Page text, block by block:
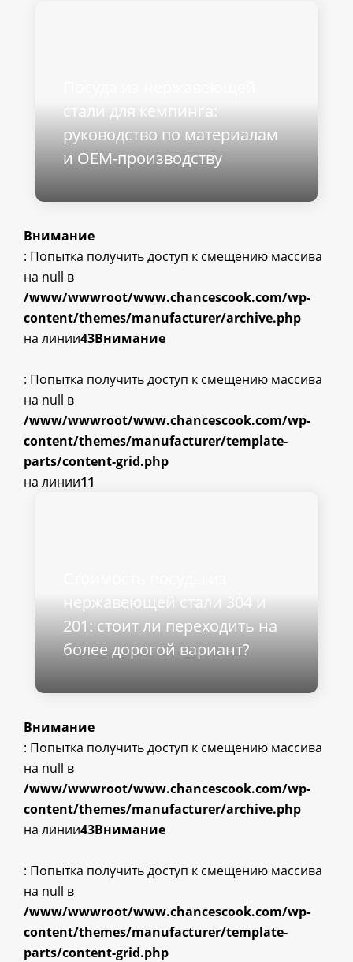
стали для кемпинга:
руководство по материалам
и OEM-производству
Внимание
: Попытка получить доступ к смещению массива
на null в
/www/wwwroot/www.chancescook.com/wp-
content/themes/manufacturer/archive.php
на линии43Внимание
: Попытка получить доступ к смещению массива
на null в
/www/wwwroot/www.chancescook.com/wp-
content/themes/manufacturer/template-
parts/content-grid.php
на линии11
нержавеющей стали 304 и
201: стоит ли переходить на
более дорогой вариант?
Внимание
: Попытка получить доступ к смещению массива
на null в
/www/wwwroot/www.chancescook.com/wp-
content/themes/manufacturer/archive.php
на линии43Внимание
: Попытка получить доступ к смещению массива
на null в
/www/wwwroot/www.chancescook.com/wp-
content/themes/manufacturer/template-
parts/content-grid.php